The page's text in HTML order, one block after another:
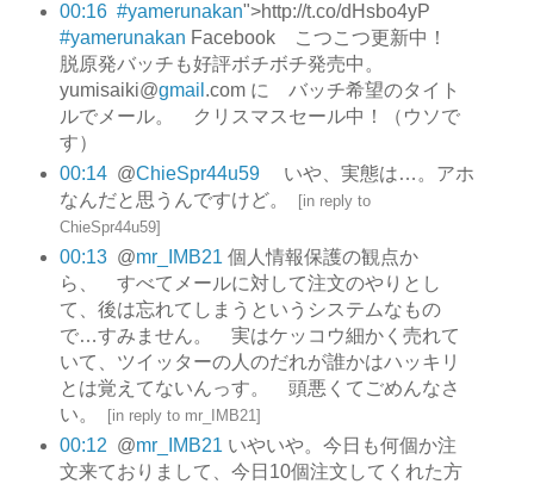
00:16 #yamerunakan">http://t.co/dHsbo4yP
#yamerunakan Facebook こつこつ更新中！
脱原発バッチも好評ボチボチ発売中。
yumisaiki@gmail .com に バッチ希望のタイト
ルでメール。 クリスマスセール中！（ウソで
す）
00:14 @ChieSpr44u59いや、実態は…。アホ
なんだと思うんですけど。
[in reply to
ChieSpr44u59]
00:13 @mr_IMB21 個人情報保護の観点か
ら、 すべてメールに対して注文のやりとし
て、後は忘れてしまうというシステムなもの
で…すみません。 実はケッコウ細かく売れて
いて、ツイッターの人のだれが誰かはハッキリ
とは覚えてないんっす。 頭悪くてごめんなさ
い。
[in reply to mr_IMB21]
00:12 @mr_IMB21 いやいや。今日も何個か注
文来ておりまして、今日10個注文してくれた方